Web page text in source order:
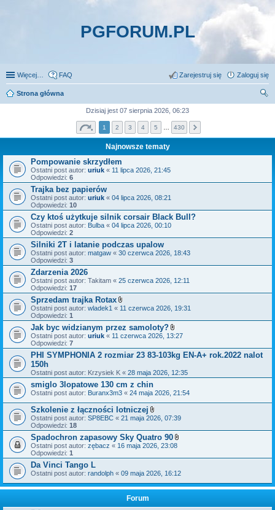
PGFORUM.PL
Więcej… FAQ Zaloguj się
Zarejestruj się
Strona główna
Dzisiaj jest 07 sierpnia 2026, 06:23
1 2 3 4 5 430
Najnowsze tematy
Pompowanie skrzydłem
Ostatni post autor: uriuk « 11 lipca 2026, 21:45
Odpowiedzi: 6
Trajka bez papierów
Ostatni post autor: uriuk « 04 lipca 2026, 08:21
Odpowiedzi: 10
Czy ktoś użytkuje silnik corsair Black Bull?
Ostatni post autor: Bulba « 04 lipca 2026, 00:10
Odpowiedzi: 2
Silniki 2T i latanie podczas upalow
Ostatni post autor: matgaw « 30 czerwca 2026, 18:43
Odpowiedzi: 3
Zdarzenia 2026
Ostatni post autor: Takitam « 25 czerwca 2026, 12:11
Odpowiedzi: 17
Sprzedam trajka Rotax
Z
ł
ą
c
n
i
i
Ostatni post autor: wladek1 « 11 czerwca 2026, 19:31
Odpowiedzi: 1
Jak byc widzianym przez samoloty?
Z
ł
ą
z
n
k
Ostatni post autor: uriuk « 11 czerwca 2026, 13:27
Odpowiedzi: 7
PHI SYMPHONIA 2 rozmiar 23 83-103kg EN-A+ rok.2022 nalot
150h
Ostatni post autor: Krzysiek K « 28 maja 2026, 12:35
smiglo 3lopatowe 130 cm z chin
Ostatni post autor: Buranx3m3 « 24 maja 2026, 21:54
Szkolenie z łączności lotniczej
Z
ł
ą
c
n
k
i
Ostatni post autor: SP8EBC « 21 maja 2026, 07:39
Odpowiedzi: 18
Spadochron zapasowy Sky Quatro 90
ł
c
n
Ostatni post autor: zębacz « 16 maja 2026, 23:08
Odpowiedzi: 1
Da Vinci Tango L
Ostatni post autor: randolph « 09 maja 2026, 16:12
Forum